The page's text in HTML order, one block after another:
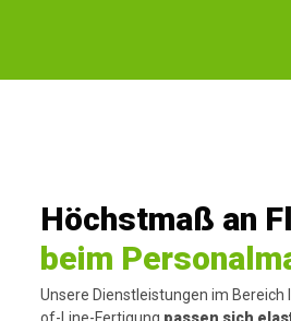
Höchstmaß an
beim
Unsere Dienstleistungen im Bereich